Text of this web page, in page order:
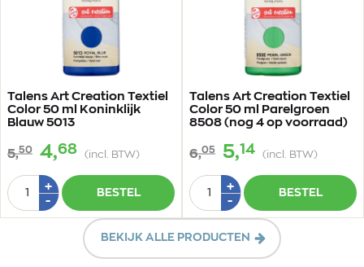
Talens Art Creation Textiel
Color 50 ml Koninklijk
Blauw 5013
5,50 4,68 (incl. BTW)
Aantal
+Plus
-Min
1
BESTEL
Talens Art Creation Textiel
Color 50 ml Parelgroen
8508 (nog 4 op voorraad)
6,05 5,14 (incl. BTW)
Aantal
+Plus
-Min
1
BESTEL
BEKIJK ALLE PRODUCTEN